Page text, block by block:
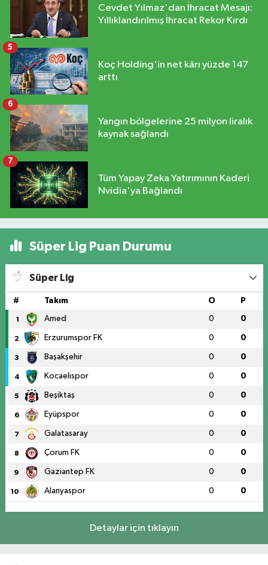
Cevdet Yılmaz'dan İhracat Mesajı:
Yıllıklandırılmış İhracat Rekor Kırdı
Koç Holding'in net kârı yüzde 147
arttı
5
Yangın bölgelerine 25 milyon liralık
kaynak sağlandı
6
Tüm Yapay Zeka Yatırımının Kaderi
Nvidia'ya Bağlandı
7
Süper Lig Puan Durumu
Süper Lig
# Takım O P
1 Amed 0 0
2 Erzurumspor FK 0 0
3 Başakşehir 0 0
4 Kocaelispor 0 0
5 Beşiktaş 0 0
6 Eyüpspor 0 0
7 Galatasaray 0 0
8 Çorum FK 0 0
9 Gaziantep FK 0 0
10 Alanyaspor 0 0
Detaylar için tıklayın